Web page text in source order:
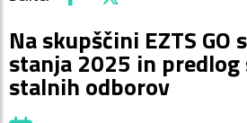
Na skupščini EZTS
stanja 2025 in
stalnih odborov